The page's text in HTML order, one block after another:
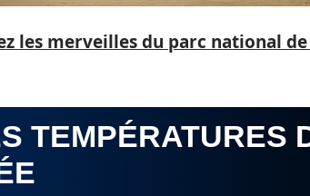
les merveilles du parc national
TEMPÉRATURES